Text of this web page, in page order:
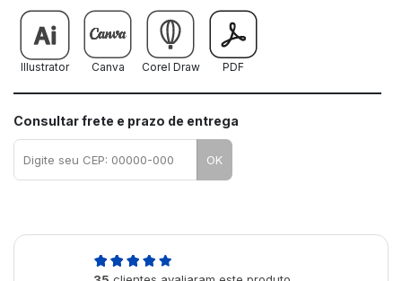
Illustrator Canva Corel Draw PDF
Consultar frete e prazo de entrega
OK